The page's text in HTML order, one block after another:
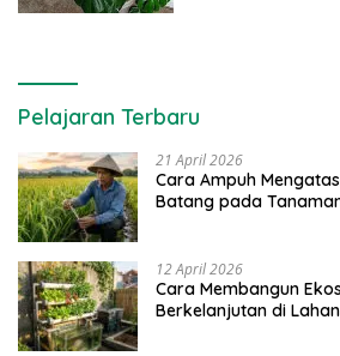
Pelajaran Terbaru
21 April 2026
Cara Ampuh
Batang pada
12 April 2026
Cara Membangun
Berkelanjutan di